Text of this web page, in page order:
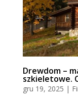
Drewdom –
szkieletowe.
gru 19, 2025 |